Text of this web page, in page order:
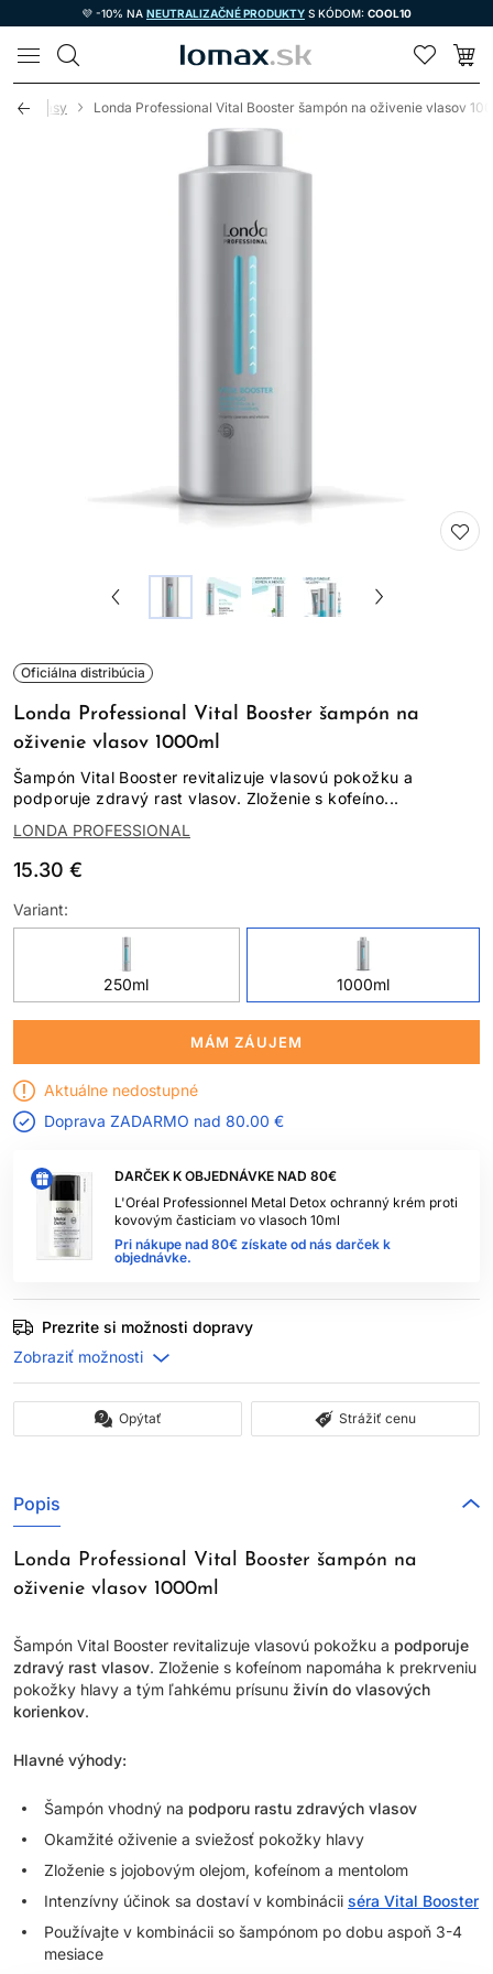
💜 -10% NA NEUTRALIZAČNÉ PRODUKTY S KÓDOM: COOL10
LOMAX
vlasy Londa Professional Vital Booster šampón na oživenie vlasov
Oficiálna distribúcia
Londa Professional Vital Booster šampón na
oživenie vlasov 1000ml
Šampón Vital Booster revitalizuje vlasovú pokožku a
podporuje zdravý rast vlasov. Zloženie s kofeíno...
LONDA PROFESSIONAL
15.30 €
DARČEK K OBJEDNÁVKE NAD 80€
L'Oréal Professionnel Metal Detox ochranný krém proti
kovovým časticiam vo vlasoch 10ml
Pri nákupe nad 80€ získate od nás darček k
objednávke.
Variant:
250ml 1000ml
MÁM ZÁUJEM
Aktuálne nedostupné
Doprava ZADARMO nad 80.00 €
Prezrite si možnosti dopravy
Opýtať Strážiť cenu
Popis
Londa Professional Vital Booster šampón na
oživenie vlasov 1000ml
Šampón Vital Booster revitalizuje vlasovú pokožku a podporuje
zdravý rast vlasov. Zloženie s kofeínom napomáha k prekrveniu
pokožky hlavy a tým ľahkému prísunu živín do vlasových
korienkov.
Hlavné výhody:
Šampón vhodný na podporu rastu zdravých vlasov
Okamžité oživenie a sviežosť pokožky hlavy
Zloženie s jojobovým olejom, kofeínom a mentolom
Intenzívny účinok sa dostaví v kombinácii séra Vital Booster
Používajte v kombinácii so šampónom po dobu aspoň 3-4
mesiace